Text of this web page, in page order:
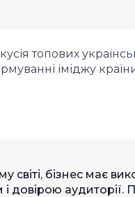
топових
іміджу
світі, бізнес має
довірою аудиторії.